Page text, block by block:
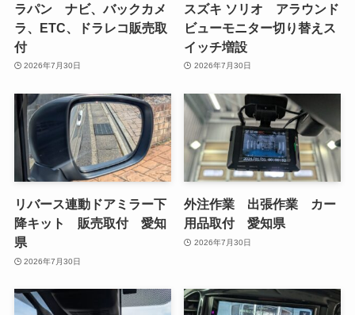
ラパン ナビ、バックカメ
ラ、ETC、ドラレコ販売取
付
2026年7月30日
スズキ ソリオ アラウンド
ビューモニター切り替えス
イッチ増設
2026年7月30日
リバース連動ドアミラー下
降キット 販売取付 愛知
県
2026年7月30日
外注作業 出張作業 カー
用品取付 愛知県
2026年7月30日